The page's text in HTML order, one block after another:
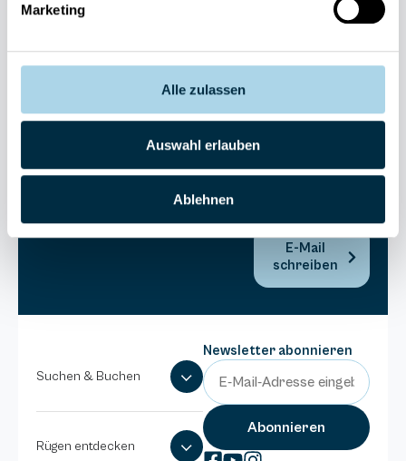
Marketing
Alle zulassen
Auswahl erlauben
Ablehnen
173980
Binzer
E-Mail
schreiben
Suchen & Buchen
Rügen entdecken
Newsletter abonnieren